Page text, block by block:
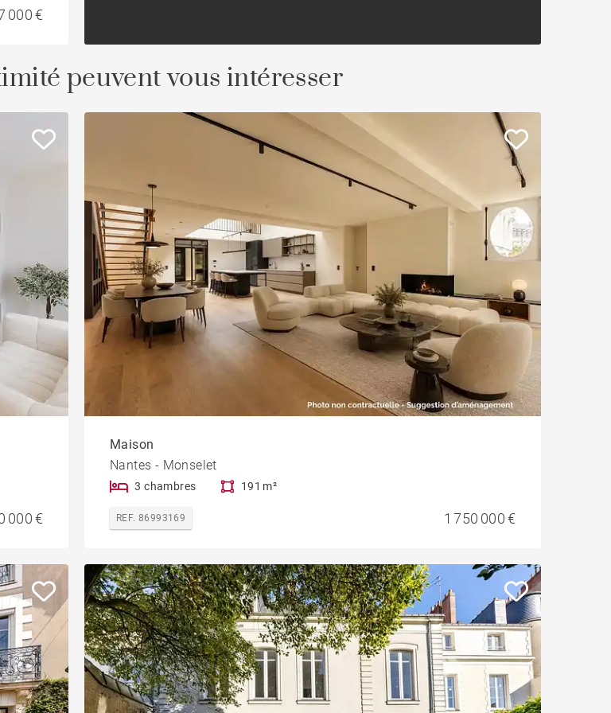
000 €
peuvent vous intéresser
000 €
Maison
Nantes - Monselet
3 chambres 191 m²
REF. 86993169 1 750 000 €